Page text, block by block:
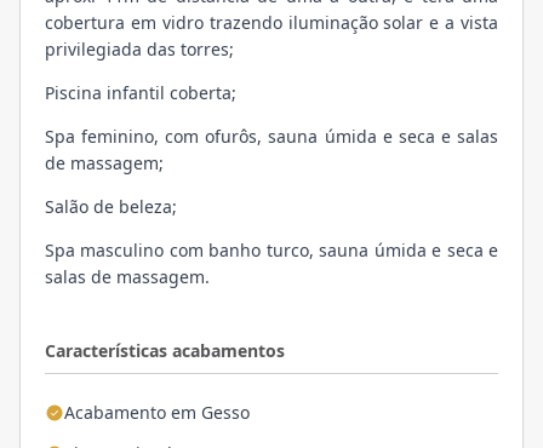
Características acabamentos
Acabamento em Gesso
cobertura em vidro trazendo iluminação solar e a vista
privilegiada das torres;
Piscina infantil coberta;
Spa feminino, com ofurôs, sauna úmida e seca e salas
de massagem;
Salão de beleza;
Spa masculino com banho turco, sauna úmida e seca e
salas de massagem.